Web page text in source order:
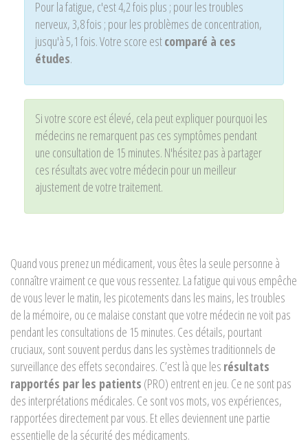
Pour la fatigue, c'est 4,2 fois plus ; pour les troubles
nerveux, 3,8 fois ; pour les problèmes de concentration,
jusqu'à 5,1 fois. Votre score estcomparé à ces
études.
Si votre score est élevé, cela peut expliquer pourquoi les
médecins ne remarquent pas ces symptômes pendant
une consultation de 15 minutes. N'hésitez pas à partager
ces résultats avec votre médecin pour un meilleur
ajustement de votre traitement.
Quand vous prenez un médicament, vous êtes la seule personne à
connaître vraiment ce que vous ressentez. La fatigue qui vous empêche
de vous lever le matin, les picotements dans les mains, les troubles
de la mémoire, ou ce malaise constant que votre médecin ne voit pas
pendant les consultations de 15 minutes. Ces détails, pourtant
cruciaux, sont souvent perdus dans les systèmes traditionnels de
surveillance des effets secondaires. C’est là que les résultats
rapportés par les patients (PRO) entrent en jeu. Ce ne sont pas
des interprétations médicales. Ce sont vos mots, vos expériences,
rapportées directement par vous. Et elles deviennent une partie
essentielle de la sécurité des médicaments.